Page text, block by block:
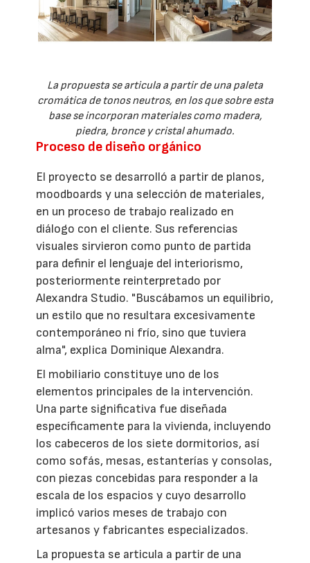
La propuesta se articula a partir de una paleta
cromática de tonos neutros, en los que sobre esta
base se incorporan materiales como madera,
piedra, bronce y cristal ahumado.
Proceso de diseño orgánico
El proyecto se desarrolló a partir de planos,
moodboards y una selección de materiales,
en un proceso de trabajo realizado en
diálogo con el cliente. Sus referencias
visuales sirvieron como punto de partida
para definir el lenguaje del interiorismo,
posteriormente reinterpretado por
Alexandra Studio. "Buscábamos un equilibrio,
un estilo que no resultara excesivamente
contemporáneo ni frío, sino que tuviera
alma", explica Dominique Alexandra.
El mobiliario constituye uno de los
elementos principales de la intervención.
Una parte significativa fue diseñada
específicamente para la vivienda, incluyendo
los cabeceros de los siete dormitorios, así
como sofás, mesas, estanterías y consolas,
con piezas concebidas para responder a la
escala de los espacios y cuyo desarrollo
implicó varios meses de trabajo con
artesanos y fabricantes especializados.
La propuesta se articula a partir de una